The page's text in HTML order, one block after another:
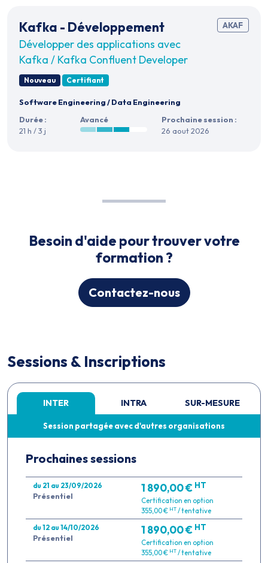
AKAF
Kafka - Développement
Développer des applications avec
Kafka / Kafka Confluent Developer
Nouveau Certifiant
Software Engineering/Data Engineering
Durée :
21 h / 3 j
Avancé
Prochaine session :
26 aout 2026
Besoin d'aide pour trouver votre
formation ?
Contactez-nous
Sessions & Inscriptions
INTER INTRA SUR-MESURE
Session partagée avec d'autres organisations
Prochaines sessions
du 21 au 23/09/2026
Présentiel
1 890,00 € HT
Certification en option
355,00 € HT/ tentative
du 12 au 14/10/2026
Présentiel
1 890,00 € HT
Certification en option
355,00 € HT/ tentative